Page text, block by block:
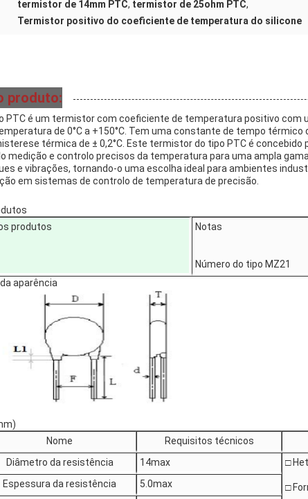
termistor de 14mm PTC, termistor de 25ohm PTC,
Termistor positivo do coeficiente de temperatura do silicone
produto:
PTC é um termistor com coeficiente de temperatura positivo com
de 0°C a +150°C. Tem uma constante de tempo térmico
térmica de ± 0,2°C. Este termistor do tipo PTC é concebido
medição e controlo precisos da temperatura para uma ampla
e vibrações, tornando-o uma escolha ideal para ambientes
em sistemas de controlo de temperatura de precisão.
produtos
Notas
Número do tipo MZ21
aparência
Nome Requisitos técnicos
Diâmetro da resistência 14max □
□
Espessura da resistência
5.0max